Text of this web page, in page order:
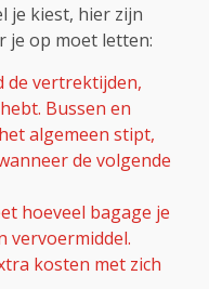
je kiest, hier zijn
je op moet letten:
de vertrektijden,
Bussen en
algemeen stipt,
de volgende
hoeveel bagage je
vervoermiddel.
kosten met zich